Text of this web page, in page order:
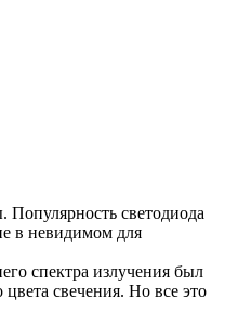
светодиода
в невидимом для
спектра излучения был
свечения. Но все это